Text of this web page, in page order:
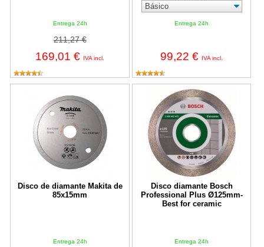
Entrega 24h
211,27 €
169,01 € IVA incl.
Entrega 24h
99,22 € IVA incl.
Disco de diamante Makita de
85x15mm
Entrega 24h
Disco diamante Bosch
Professional Plus Ø125mm-
Best for ceramic
Entrega 24h
Disco diamante Bosch